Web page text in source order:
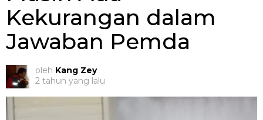
Kekurangan dalam
Jawaban Pemda
oleh Kang Zey
2 tahun yang lalu